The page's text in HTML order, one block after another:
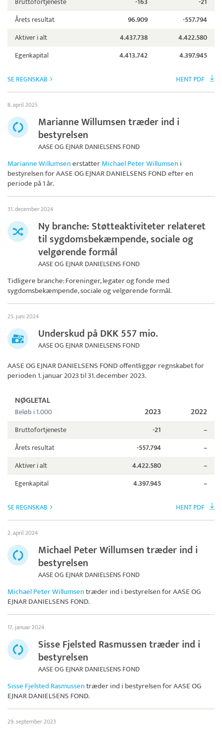
Årets resultat
96.909
-557.794
Aktiver i alt
4.437.738
4.422.580
Egenkapital
4.413.742 4.397.945
SE REGNSKAB HENT PDF
8. april 2025
Marianne Willumsen træder ind i
bestyrelsen
AASE OG EJNAR DANIELSENS FOND
Marianne WillumsenerstatterMichael Peter Willumsen i
bestyrelsen forAASE OG EJNAR DANIELSENS FONDefter en
periode på 1 år.
31. december 2024
Ny branche: Støtteaktiviteter relateret
til sygdomsbekæmpende, sociale og
velgørende formål
AASE OG EJNAR DANIELSENS FOND
Tidligere branche: Foreninger, legater og fonde med
sygdomsbekæmpende, sociale og velgørende formål.
25. juni 2024
Underskud på DKK 557 mio.
AASE OG EJNAR DANIELSENS FOND
AASE OG EJNAR DANIELSENS FONDoffentliggør regnskabet for
perioden 1. januar 2023 til 31. december 2023.
NØGLETAL
Beløb i 1.000 2023 2022
Bruttofortjeneste -21
–
Årets resultat
-557.794
–
Aktiver i alt
4.422.580
–
Egenkapital
4.397.945 –
SE REGNSKAB HENT PDF
2. april 2024
Michael Peter Willumsen træder ind i
bestyrelsen
AASE OG EJNAR DANIELSENS FOND
Michael Peter Willumsentræder ind i bestyrelsen forAASE OG
EJNAR DANIELSENS FOND.
17. januar 2024
Sisse Fjelsted Rasmussen træder ind i
bestyrelsen
AASE OG EJNAR DANIELSENS FOND
Sisse Fjelsted Rasmussentræder ind i bestyrelsen forAASE OG
EJNAR DANIELSENS FOND.
29. september 2023